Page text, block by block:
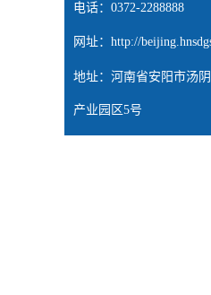
电话：0372-2288888
网址： http://
地址：河南省安阳市汤
产业园区5号